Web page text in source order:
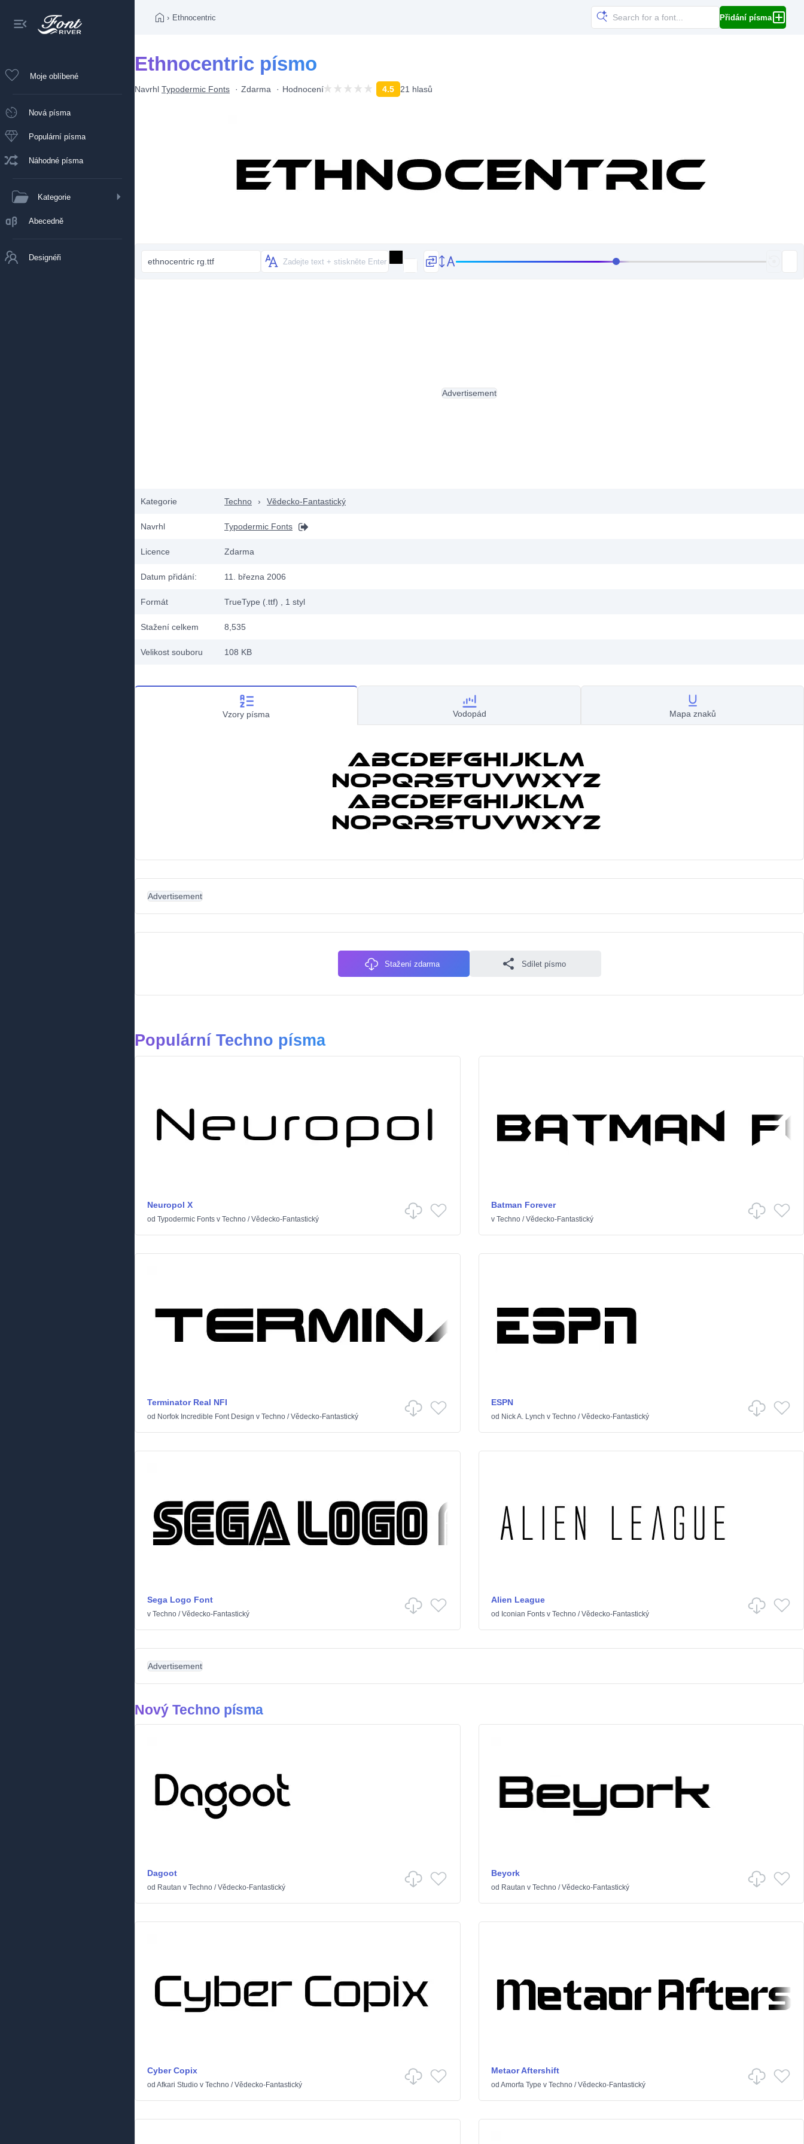
Moje oblíbené
Nová písma
Populární písma
Náhodné písma
Kategorie
Abecedně
Designéři
› Ethnocentric Přidání písma
Ethnocentric písmo
Navrhl Typodermic Fonts Zdarma Hodnocení 4.5 21 hlasů
ethnocentric rg.ttf
Kategorie Techno › Vědecko-Fantastický
Navrhl Typodermic Fonts
Licence Zdarma
Datum přidání: 11. března 2006
Formát TrueType (.ttf) , 1 styl
Stažení celkem 8,535
Velikost souboru 108 KB
Advertisement
Vzory písma Vodopád Mapa znaků
Advertisement
Stažení zdarma Sdílet písmo
Populární Techno písma
Neuropol X
od Typodermic Fonts v Techno /Vědecko-Fantastický
Batman Forever
v Techno/Vědecko-Fantastický
Terminator Real NFI
od Norfok Incredible Font Design v Techno /Vědecko-Fantastický
ESPN
od Nick A. Lynch v Techno/Vědecko-Fantastický
Sega Logo Font
v Techno /Vědecko-Fantastický
Alien League
od Iconian Fontsv Techno/Vědecko-Fantastický
Advertisement
Nový Techno písma
Dagoot
od Rautan v Techno /Vědecko-Fantastický
Beyork
od Rautan v Techno/Vědecko-Fantastický
Cyber Copix
od Afkari Studio v Techno /Vědecko-Fantastický
Metaor Aftershift
od Amorfa Type v Techno/Vědecko-Fantastický